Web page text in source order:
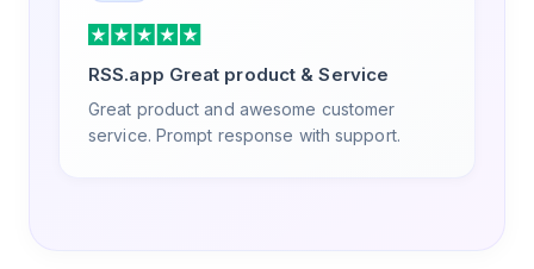
RSS.app Great product & Service
Great product and awesome customer
service. Prompt response with support.